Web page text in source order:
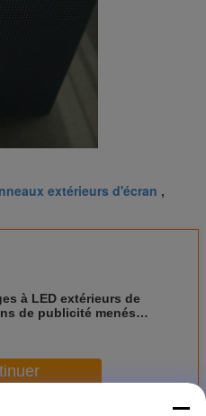
extérieurs d'écran ,
à LED extérieurs de
de publicité menés